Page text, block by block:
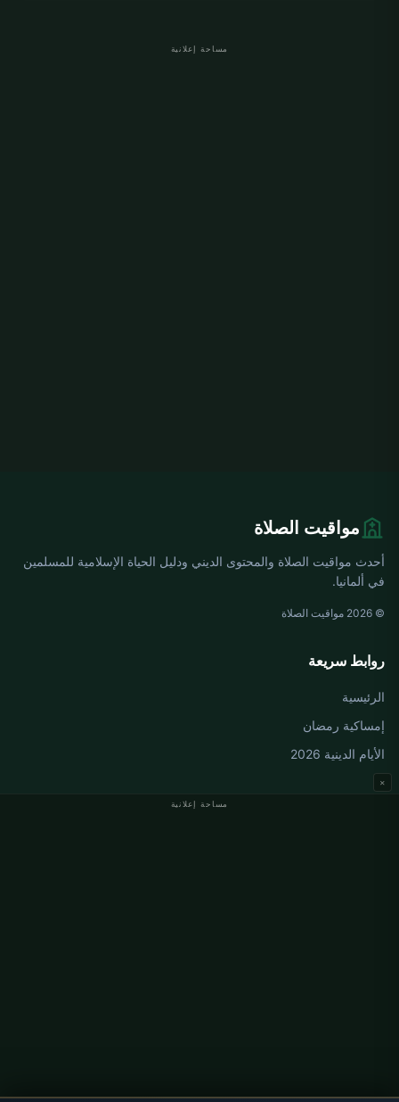
مساحة إعلانية
مساحة إعلانية
×
مواقيت الصلاة
أحدث مواقيت الصلاة والمحتوى الديني ودليل الحياة الإسلامية للمسلمين
في ألمانيا.
© 2026 مواقيت الصلاة
روابط سريعة
الرئيسية
إمساكية رمضان
الأيام الدينية 2026